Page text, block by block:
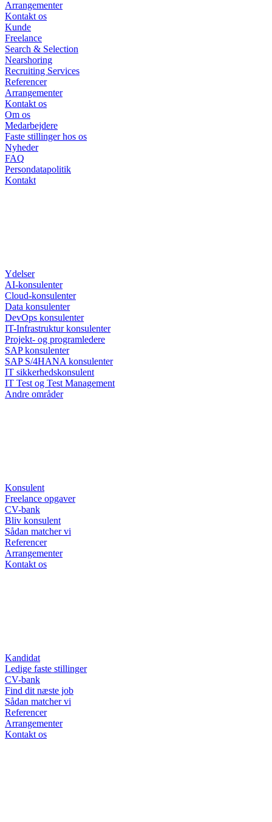
Arrangementer
Kontakt os
Kunde
Freelance
Search & Selection
Nearshoring
Recruiting Services
Referencer
Arrangementer
Kontakt os
Om os
Medarbejdere
Faste stillinger hos os
Nyheder
FAQ
Persondatapolitik
Kontakt
Ydelser
AI-konsulenter
Cloud-konsulenter
Data konsulenter
DevOps konsulenter
IT-Infrastruktur konsulenter
Projekt- og programledere
SAP konsulenter
SAP S/4HANA konsulenter
IT sikkerhedskonsulent
IT Test og Test Management
Andre områder
Konsulent
Freelance opgaver
CV-bank
Bliv konsulent
Sådan matcher vi
Referencer
Arrangementer
Kontakt os
Kandidat
Ledige faste stillinger
CV-bank
Find dit næste job
Sådan matcher vi
Referencer
Arrangementer
Kontakt os